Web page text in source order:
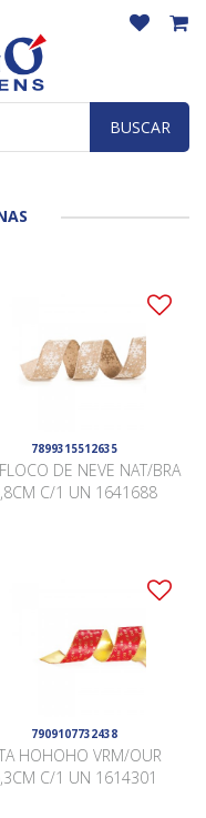
BUSCAR
7899315512635
DE NEVE NAT/BRA
3,8CM C/1 UN 1641688
7909107732438
HOHOHO VRM/OUR
6,3CM C/1 UN 1614301